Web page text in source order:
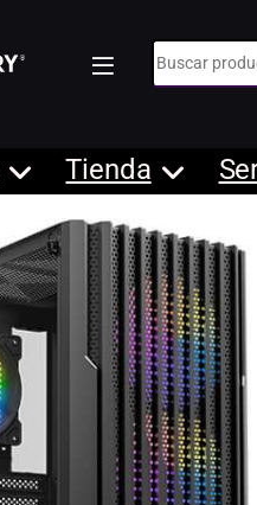
Búsqueda de:
Tienda